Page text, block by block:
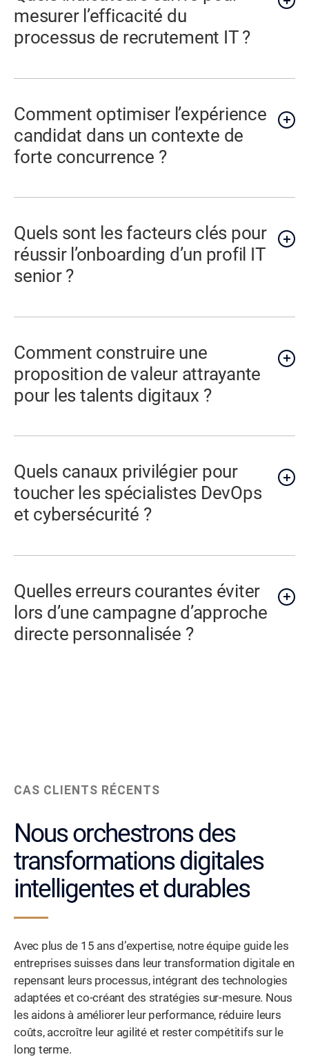
mesurer l’efficacité du
processus de recrutement IT ?
Comment optimiser l’expérience
candidat dans un contexte de
forte concurrence ?
Quels sont les facteurs clés pour
réussir l’onboarding d’un profil IT
senior ?
Comment construire une
proposition de valeur attrayante
pour les talents digitaux ?
Quels canaux privilégier pour
toucher les spécialistes DevOps
et cybersécurité ?
Quelles erreurs courantes éviter
lors d’une campagne d’approche
directe personnalisée ?
CAS CLIENTS RÉCENTS
Nous orchestrons des
transformations digitales
intelligentes et durables
Avec plus de 15 ans d’expertise, notre équipe guide les
entreprises suisses dans leur transformation digitale en
repensant leurs processus, intégrant des technologies
adaptées et co-créant des stratégies sur-mesure. Nous
les aidons à améliorer leur performance, réduire leurs
coûts, accroître leur agilité et rester compétitifs sur le
long terme.